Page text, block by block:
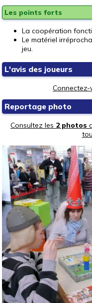
Les points forts
La coopération
Le matériel
jeu.
L'avis des joueurs
Reportage photo
Consultez les 2 photos